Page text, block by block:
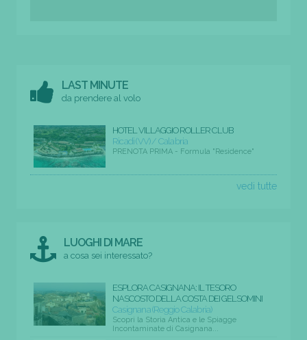
LAST MINUTE
da prendere al volo
HOTEL VILLAGGIO ROLLER CLUB
Ricadi (VV) / Calabria
PRENOTA PRIMA - Formula "Residence"
vedi tutte
LUOGHI DI MARE
a cosa sei interessato?
ESPLORA CASIGNANA: IL TESORO
NASCOSTO DELLA COSTA DEI GELSOMINI
Casignana (Reggio Calabria)
Scopri la Storia Antica e le Spiagge
Incontaminate di Casignana...